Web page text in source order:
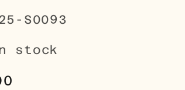
S0093
stock